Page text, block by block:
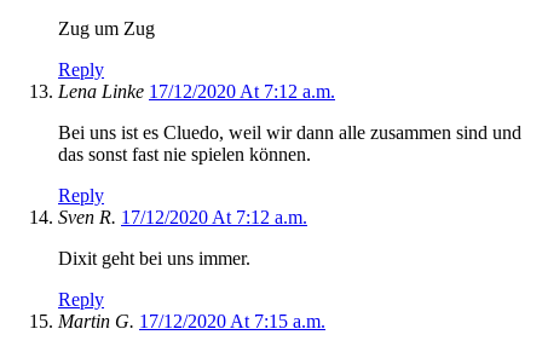
Zug um Zug
Reply
Lena Linke 17/12/2020 At 7:12 a.m.
Bei uns ist es Cluedo, weil wir dann alle zusammen sind und
das sonst fast nie spielen können.
Reply
Sven R. 17/12/2020 At 7:12 a.m.
Dixit geht bei uns immer.
Reply
Martin G. 17/12/2020 At 7:15 a.m.